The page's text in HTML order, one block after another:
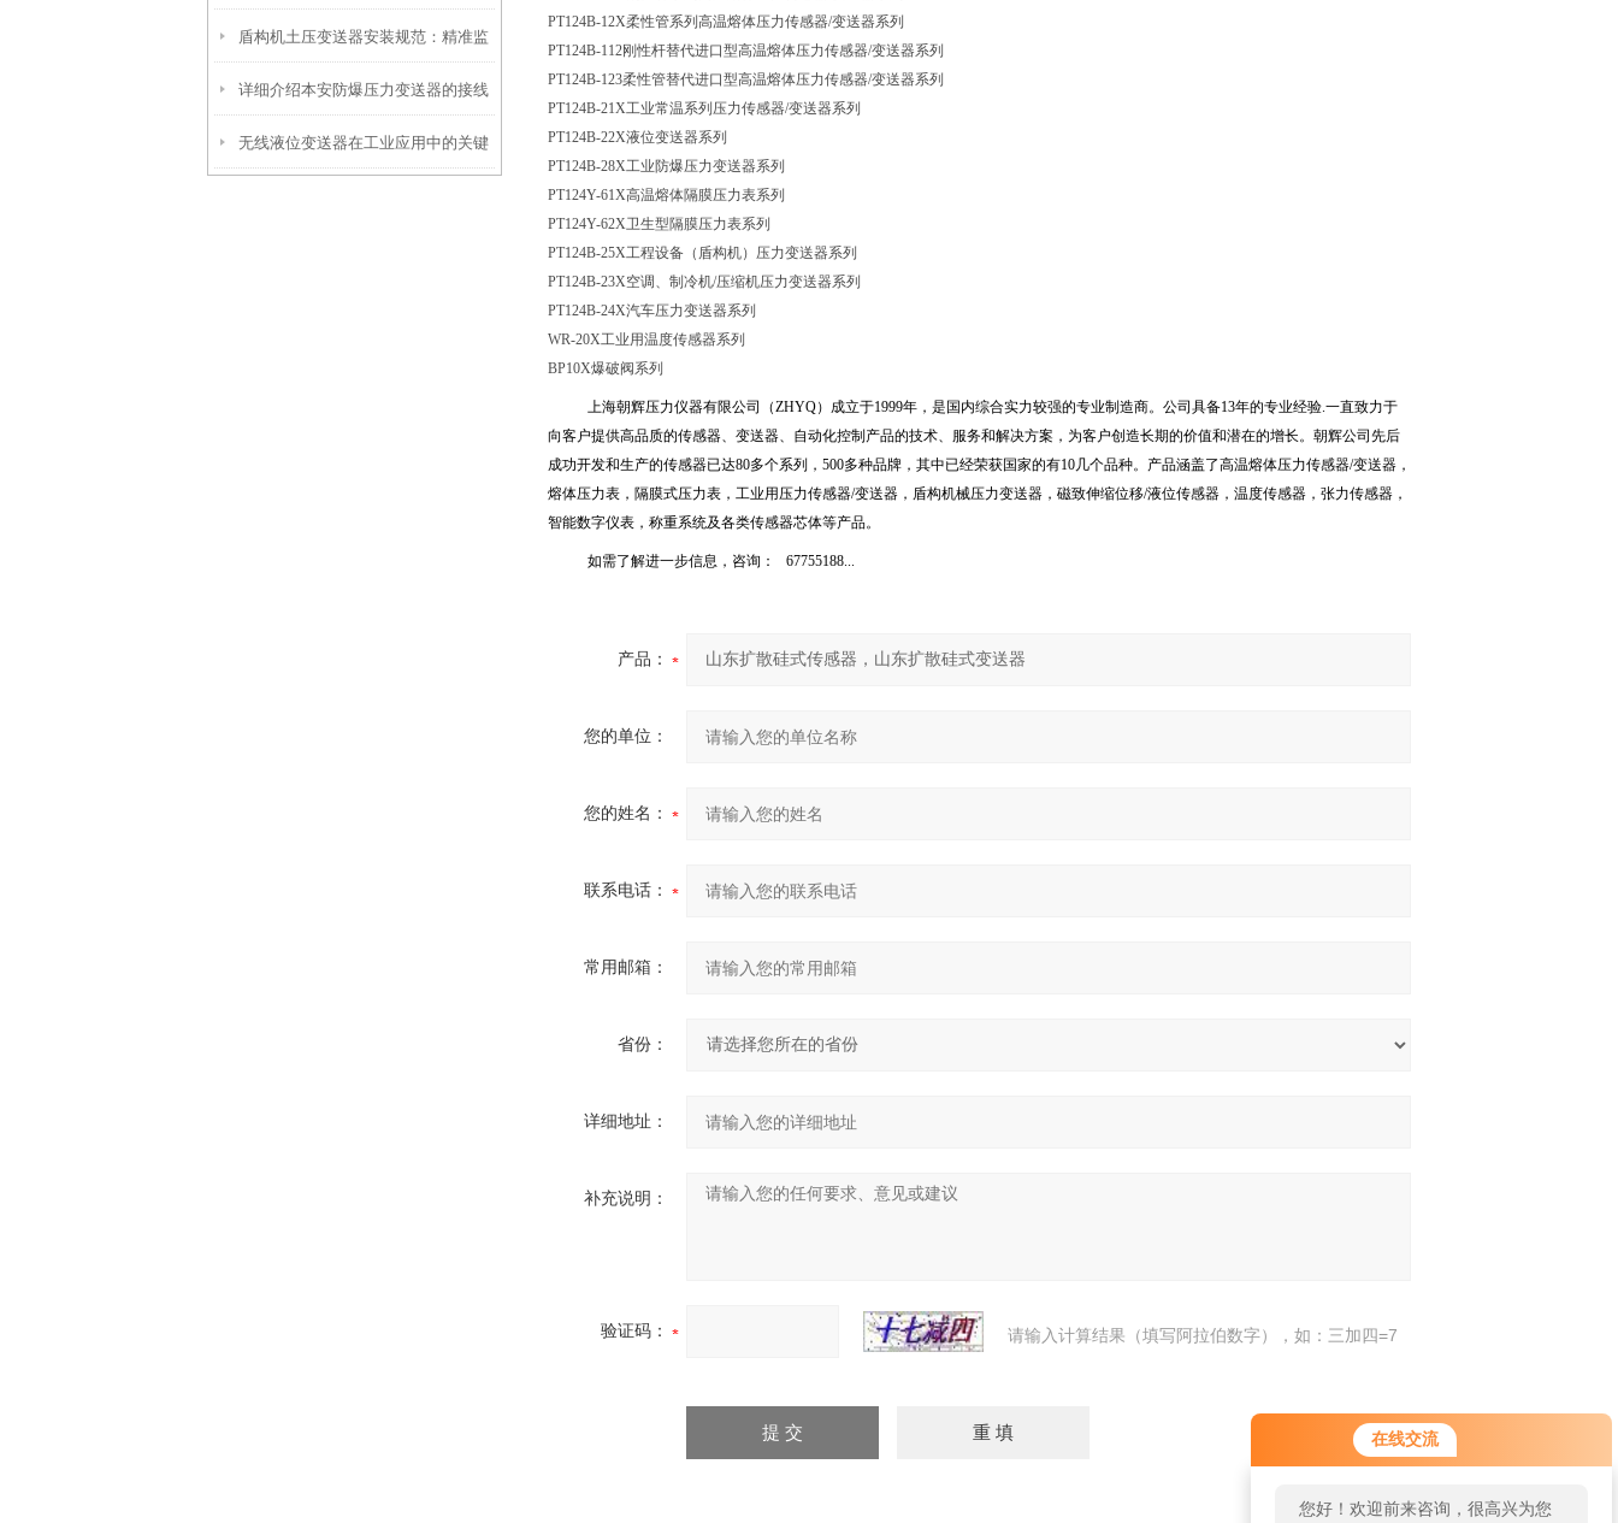
在线交流
您好！欢迎前来咨询，很高兴为您
业安全中的重要性
盾构机土压变送器安装规范：精准监
测，安全施工的保障
详细介绍本安防爆压力变送器的接线
方法
无线液位变送器在工业应用中的关键
PT124B-12X柔性管系列高温熔体压力传感器/变送器系列
PT124B-112刚性杆替代进口型高温熔体压力传感器/变送器系列
PT124B-123柔性管替代进口型高温熔体压力传感器/变送器系列
PT124B-21X工业常温系列压力传感器/变送器系列
PT124B-22X液位变送器系列
PT124B-28X工业防爆压力变送器系列
PT124Y-61X高温熔体隔膜压力表系列
PT124Y-62X卫生型隔膜压力表系列
PT124B-25X工程设备（盾构机）压力变送器系列
PT124B-23X空调、制冷机/压缩机压力变送器系列
PT124B-24X汽车压力变送器系列
WR-20X工业用温度传感器系列
BP10X爆破阀系列
上海朝辉压力仪器有限公司（ZHYQ）成立于1999年，是国内综合实力较强的专业制造商。公司具备13年的专业经验.一直致力于
向客户提供高品质的传感器、变送器、自动化控制产品的技术、服务和解决方案，为客户创造长期的价值和潜在的增长。朝辉公司先后
成功开发和生产的传感器已达80多个系列， 500多种品牌，其中已经荣获国家的有10几个品种。产品涵盖了高温熔体压力传感器/变送器，
熔体压力表，隔膜式压力表，工业用压力传感器/变送器，盾构机械压力变送器，磁致伸缩位移/液位传感器，温度传感器，张力传感器，
智能数字仪表，称重系统及各类传感器芯体等产品。
如需了解进一步信息，咨询： 67755188...
产品：
您的单位：
您的姓名：
联系电话：
常用邮箱：
省份：
详细地址：
补充说明：
验证码： 请输入计算结果（填写阿拉伯数字），如：三加四=7